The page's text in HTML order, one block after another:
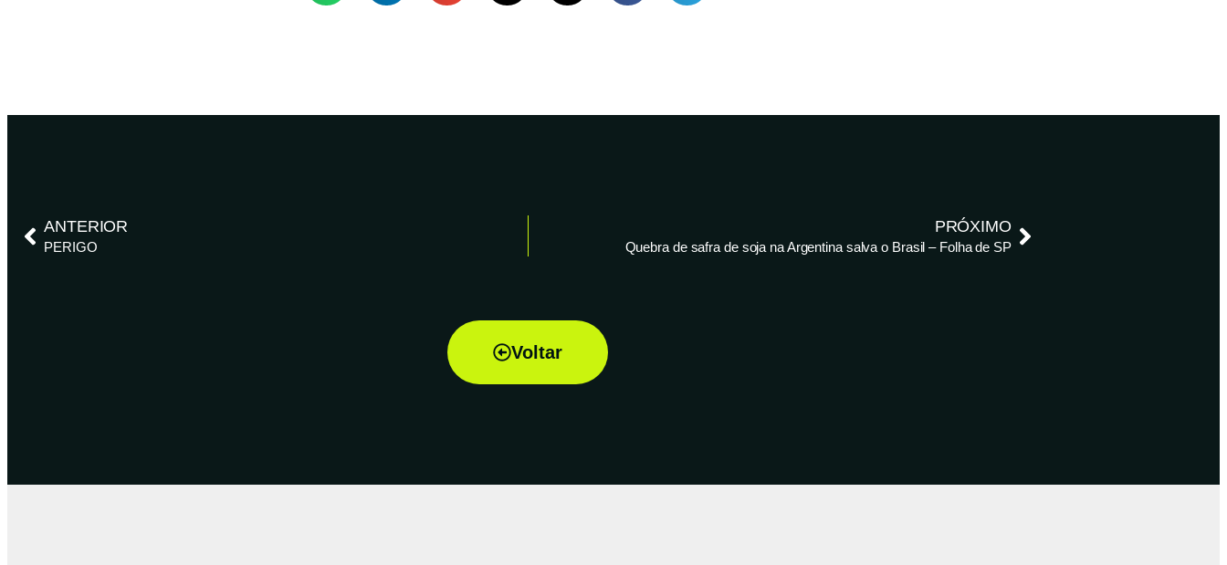
ANTERIOR
PERIGO
PRÓXIMO
Quebra de safra de soja na Argentina salva o Brasil – Folha de SP
Voltar